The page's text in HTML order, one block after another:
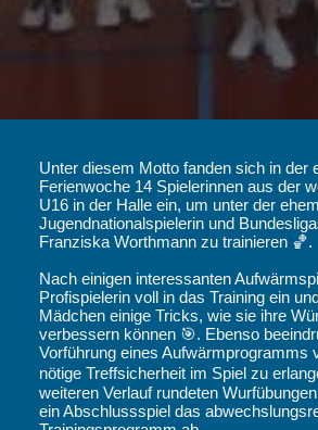
Unter diesem Motto fanden sich in der
Ferienwoche 14 Spielerinnen aus der
U16 in der Halle ein, um unter der
Jugendnationalspielerin und
Franziska Worthmann zu trainieren 🏀.
Nach einigen interessanten
Profispielerin voll in das Training ein
Mädchen einige Tricks, wie sie ihre
verbessern können 🎯. Ebenso
Vorführung eines Aufwärmprogramms
nötige Treffsicherheit im Spiel zu
weiteren Verlauf rundeten
ein Abschlussspiel das